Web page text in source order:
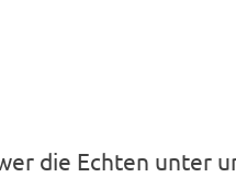
die Echten unter